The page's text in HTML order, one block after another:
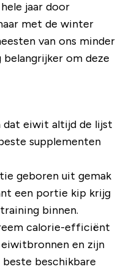
jaar door
met de winter
van ons minder
om deze
dat eiwit altijd de lijst
supplementen
geboren uit gemak
een portie kip krijg
binnen.
calorie-efficiënt
en zijn
beschikbare